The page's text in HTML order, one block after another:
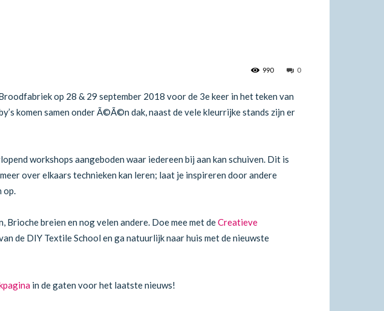
0
990
op 28 & 29 september 2018 voor de 3e keer in het teken van
komen samen onder Ã©Ã©n dak, naast de vele kleurrijke stands zijn er
workshops aangeboden waar iedereen bij aan kan schuiven. Dit is
over elkaars technieken kan leren; laat je inspireren door andere
op.
Brioche breien en nog velen andere. Doe mee met deCreatieve
de DIY Textile School en ga natuurlijk naar huis met de nieuwste
in de gaten voor het laatste nieuws!